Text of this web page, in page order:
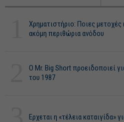
Χρηματιστήριο: Ποιες μετοχές
ακόμη περιθώρια ανόδου
O Mr. Big Short προειδοποιεί
του 1987
Ερχεται η «τέλεια καταιγίδα»